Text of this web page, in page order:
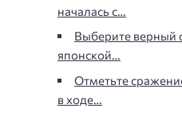
началась с…
Выберите верный
японской…
Отметьте
в ходе…